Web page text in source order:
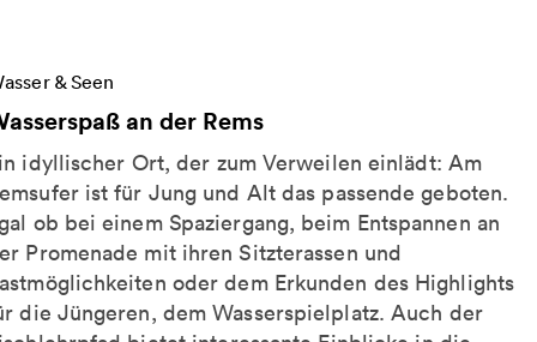
& Seen
an der Rems
idyllischer Ort, der zum Verweilen einlädt: Am
ist für Jung und Alt das passende geboten.
ob bei einem Spaziergang, beim Entspannen an
Promenade mit ihren Sitzterassen und
oder dem Erkunden des Highlights
die Jüngeren, dem Wasserspielplatz. Auch der
Informationen zu Wasserspaß an der Rems